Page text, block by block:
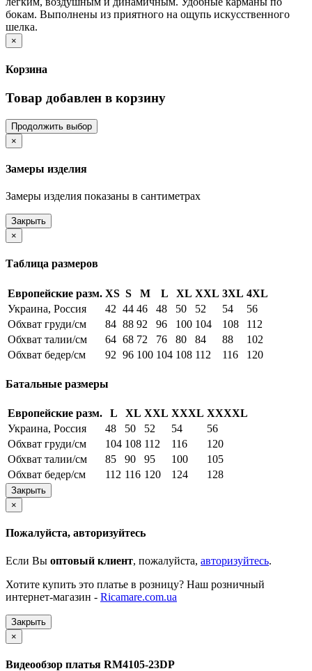
бокам. Выполнены из приятного на ощупь искусственного
шелка.
×
Корзина
Товар добавлен в корзину
Продолжить выбор
×
Замеры изделия
Замеры изделия показаны в сантиметрах
Закрыть
×
Таблица размеров
Европейские разм. XS S M L XL XXL 3XL 4XL
Украина, Россия
42 44 46 48 50 52 54
56
Обхват груди/см
84 88 92 96 100 104 108
112
Обхват талии/см
64 68 72 76 80 84 88
102
Обхват бедер/см
92 96 100 104 108 112 116 120
Батальные размеры
Европейские разм. L XL XXL XXXL XXXXL
Украина, Россия
48 50 52 54
56
Обхват груди/см
104 108 112 116
120
Обхват талии/см
85 90 95 100
105
Обхват бедер/см
112 116 120 124 128
Закрыть
×
Пожалуйста, авторизуйтесь
Если Вы оптовый клиент, пожалуйста, авторизуйтесь.
Хотите купить это платье в розницу? Наш розничный
интернет-магазин - Ricamare.com.ua
Закрыть
×
Видеообзор платья RM4105-23DP